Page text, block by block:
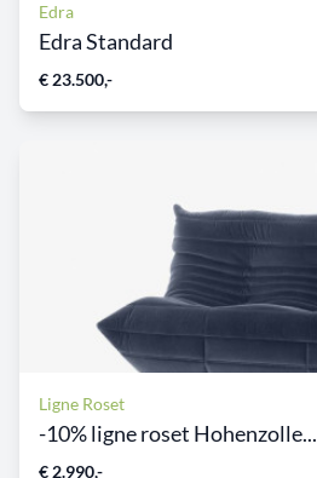
Edra
Edra Standard
€ 23.500,-
Ligne Roset
-10% ligne roset Hohenzolle...
€ 2.990,-